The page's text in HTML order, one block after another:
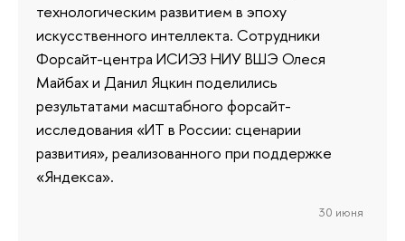
технологическим развитием в эпоху
искусственного интеллекта. Сотрудники
Форсайт-центра ИСИЭЗ НИУ ВШЭ Олеся
Майбах и Данил Яцкин поделились
результатами масштабного форсайт-
исследования «ИТ в России: сценарии
развития», реализованного при поддержке
«Яндекса».
30 июня